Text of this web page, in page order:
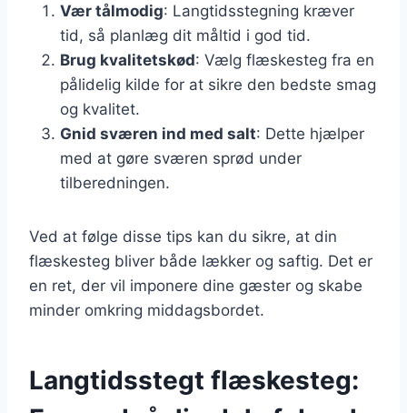
Vær tålmodig: Langtidsstegning kræver
tid, så planlæg dit måltid i god tid.
Brug kvalitetskød: Vælg flæskesteg fra en
pålidelig kilde for at sikre den bedste smag
og kvalitet.
Gnid sværen ind med salt: Dette hjælper
med at gøre sværen sprød under
tilberedningen.
Ved at følge disse tips kan du sikre, at din
flæskesteg bliver både lækker og saftig. Det er
en ret, der vil imponere dine gæster og skabe
minder omkring middagsbordet.
Langtidsstegt flæskesteg: